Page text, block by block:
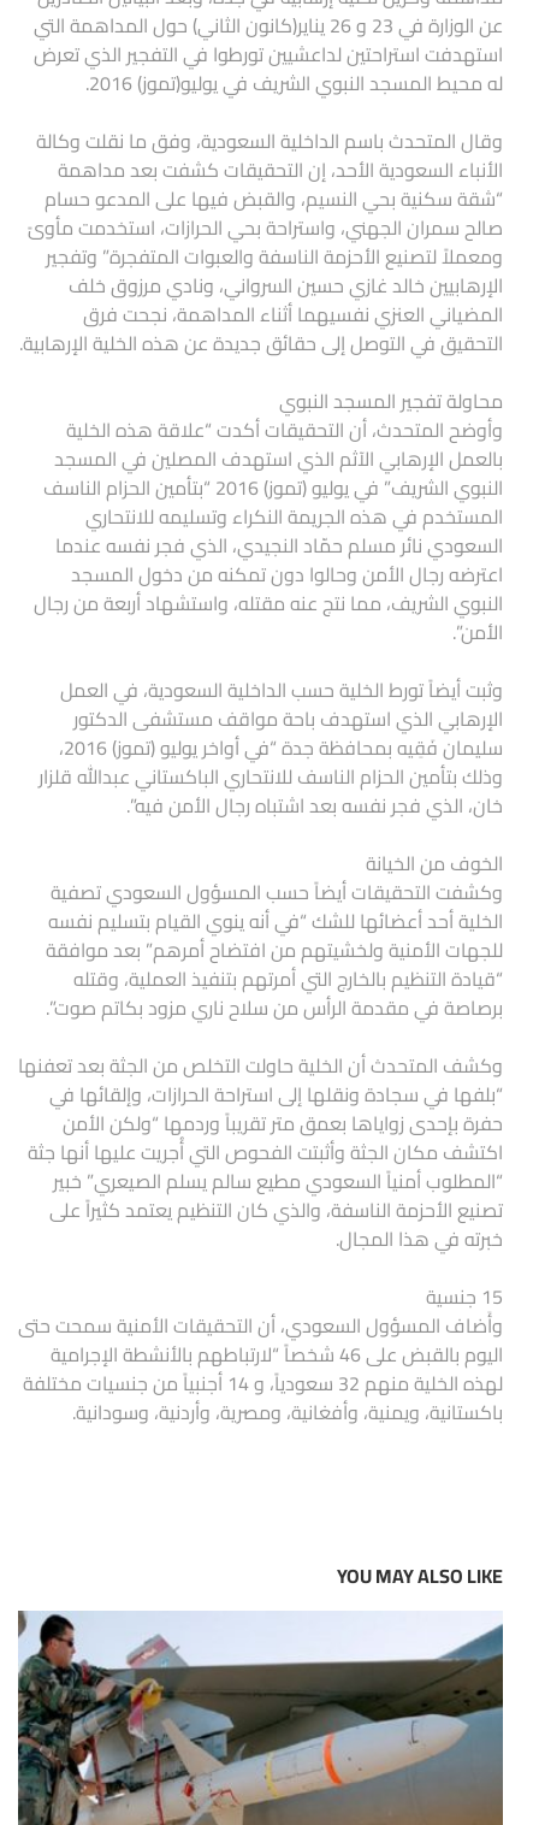
عن الوزارة في 23 و 26 يناير(كانون الثاني) حول المداهمة التي
استهدفت استراحتين لداعشيين تورطوا في التفجير الذي تعرض
له محيط المسجد النبوي الشريف في يوليو(تموز) 2016.
وقال المتحدث باسم الداخلية السعودية، وفق ما نقلت وكالة
الأنباء السعودية الأحد، إن التحقيقات كشفت بعد مداهمة
“شقة سكنية بحي النسيم، والقبض فيها على المدعو حسام
صالح سمران الجهني، واستراحة بحي الحرازات، استخدمت مأوىً
ومعملاً لتصنيع الأحزمة الناسفة والعبوات المتفجرة” وتفجير
الإرهابيين خالد غازي حسين السرواني، ونادي مرزوق خلف
المضياني العنزي نفسيهما أثناء المداهمة، نجحت فرق
التحقيق في التوصل إلى حقائق جديدة عن هذه الخلية الإرهابية.
محاولة تفجير المسجد النبوي
وأوضح المتحدث، أن التحقيقات أكدت “علاقة هذه الخلية
بالعمل الإرهابي الآثم الذي استهدف المصلين في المسجد
النبوي الشريف” في يوليو (تموز) 2016 “بتأمين الحزام الناسف
المستخدم في هذه الجريمة النكراء وتسليمه للانتحاري
السعودي نائر مسلم حمّاد النجيدي، الذي فجر نفسه عندما
اعترضه رجال الأمن وحالوا دون تمكنه من دخول المسجد
النبوي الشريف، مما نتج عنه مقتله، واستشهاد أربعة من رجال
الأمن”.
وثبت أيضاً تورط الخلية حسب الداخلية السعودية، في العمل
الإرهابي الذي استهدف باحة مواقف مستشفى الدكتور
سليمان فَقِيه بمحافظة جدة “في أواخر يوليو (تموز) 2016،
وذلك بتأمين الحزام الناسف للانتحاري الباكستاني عبدالله قلزار
خان، الذي فجر نفسه بعد اشتباه رجال الأمن فيه”.
الخوف من الخيانة
وكشفت التحقيقات أيضاً حسب المسؤول السعودي تصفية
الخلية أحد أعضائها للشك “في أنه ينوي القيام بتسليم نفسه
للجهات الأمنية ولخشيتهم من افتضاح أمرهم” بعد موافقة
“قيادة التنظيم بالخارج التي أمرتهم بتنفيذ العملية، وقتله
برصاصة في مقدمة الرأس من سلاح ناري مزود بكاتم صوت”.
وكشف المتحدث أن الخلية حاولت التخلص من الجثة بعد تعفنها
“بلفها في سجادة ونقلها إلى استراحة الحرازات، وإلقائها في
حفرة بإحدى زواياها بعمق متر تقريباً وردمها “ولكن الأمن
اكتشف مكان الجثة وأثبتت الفحوص التي أُجريت عليها أنها جثة
“المطلوب أمنياً السعودي مطيع سالم يسلم الصيعري” خبير
تصنيع الأحزمة الناسفة، والذي كان التنظيم يعتمد كثيراً على
خبرته في هذا المجال.
15 جنسية
وأَضاف المسؤول السعودي، أن التحقيقات الأمنية سمحت حتى
اليوم بالقبض على 46 شخصاً “لارتباطهم بالأنشطة الإجرامية
لهذه الخلية منهم 32 سعودياً، و 14 أجنبياً من جنسيات مختلفة
باكستانية، ويمنية، وأفغانية، ومصرية، وأردنية، وسودانية.
YOU MAY ALSO LIKE